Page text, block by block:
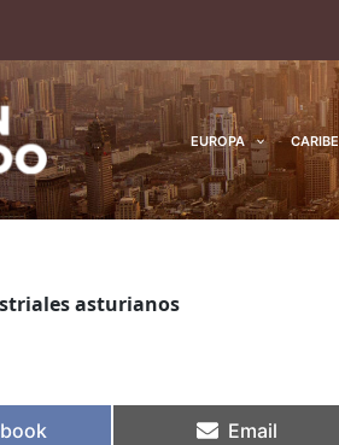
EUROPA CARIBE
asturianos
en
Email
en